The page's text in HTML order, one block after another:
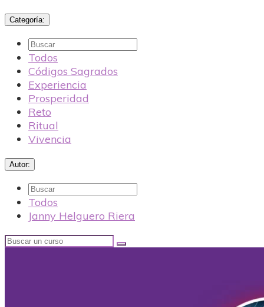
Categoría:
Buscar
Todos
Códigos Sagrados
Experiencia
Prosperidad
Reto
Ritual
Vivencia
Autor:
Buscar
Todos
Janny Helguero Riera
Buscar